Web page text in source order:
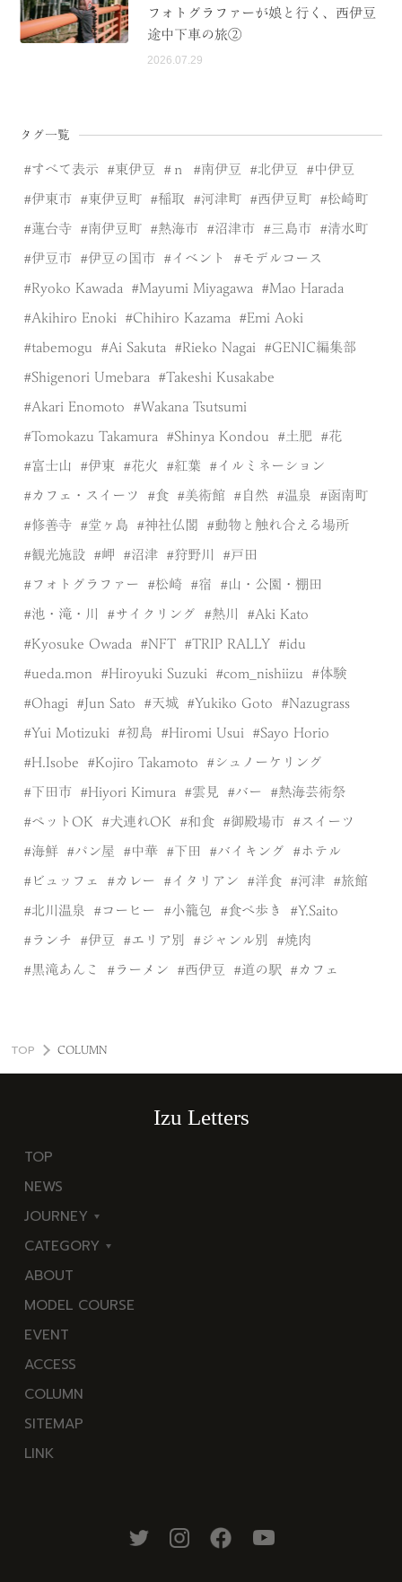
フォトグラファーが娘と行く、西伊豆
途中下車の旅②
2026.07.29
タグ一覧
すべて表示 東伊豆 ｎ 南伊豆 北伊豆 中伊豆
伊東市 東伊豆町 稲取 河津町 西伊豆町 松崎町
蓮台寺 南伊豆町 熱海市 沼津市 三島市 清水町
伊豆市 伊豆の国市 イベント モデルコース
Ryoko Kawada Mayumi Miyagawa Mao Harada
Akihiro Enoki Chihiro Kazama Emi Aoki
tabemogu Ai Sakuta Rieko Nagai GENIC編集部
Shigenori Umebara Takeshi Kusakabe
Akari Enomoto Wakana Tsutsumi
Tomokazu Takamura Shinya Kondou 土肥 花
富士山 伊東 花火 紅葉 イルミネーション
カフェ・スイーツ 食 美術館 自然 温泉 函南町
修善寺 堂ヶ島 神社仏閣 動物と触れ合える場所
観光施設 岬 沼津 狩野川 戸田
フォトグラファー 松崎 宿 山・公園・棚田
池・滝・川 サイクリング 熱川 Aki Kato
Kyosuke Owada NFT TRIP RALLY idu
ueda.mon Hiroyuki Suzuki com_nishiizu 体験
Ohagi Jun Sato 天城 Yukiko Goto Nazugrass
Yui Motizuki 初島 Hiromi Usui Sayo Horio
H.Isobe Kojiro Takamoto シュノーケリング
下田市 Hiyori Kimura 雲見 バー 熱海芸術祭
ペットOK 犬連れOK 和食 御殿場市 スイーツ
海鮮 パン屋 中華 下田 バイキング ホテル
ビュッフェ カレー イタリアン 洋食 河津 旅館
北川温泉 コーヒー 小籠包 食べ歩き Y.Saito
ランチ 伊豆 エリア別 ジャンル別 焼肉
黒滝あんこ ラーメン 西伊豆 道の駅 カフェ
TOP COLUMN
Izu Letters
TOP
NEWS
JOURNEY
東
伊
豆
西
伊
豆
南
伊
CATEGORY
海
岬
温
泉
花
池・
滝・
ABOUT
MODEL COURSE
EVENT
ACCESS
COLUMN
SITEMAP
LINK